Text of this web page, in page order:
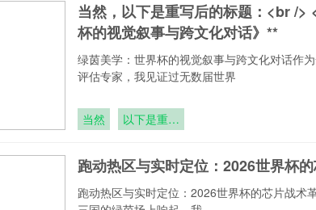
引爆全网刷
屏
当然，以下是重写后的标题：<br />
杯的视觉叙事与跨文化对话》**
绿茵美学：世界杯的视觉叙事与跨文化对话作
评估专家，我见证过无数届世界
当然
以下是重写
/> **《绿茵
美学：世界
杯的视觉叙
跑动热区与实时定位：2026世界杯
跑动热区与实时定位：2026世界杯的芯片战术